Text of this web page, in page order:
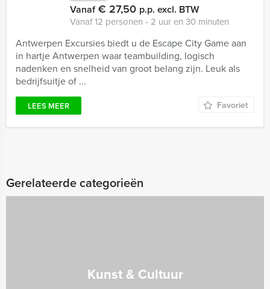
Vanaf€ 27,50 p.p. excl. BTW
Vanaf 12 personen ‐ 2 uur en 30 minuten
Antwerpen Excursies biedt u de Escape City Game aan
in hartje Antwerpen waar teambuilding, logisch
nadenken en snelheid van groot belang zijn. Leuk als
bedrijfsuitje of ...
LEES MEER Favoriet
Gerelateerde categorieën
Kunst & Cultuur